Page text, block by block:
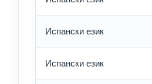
Испански език
Испански език